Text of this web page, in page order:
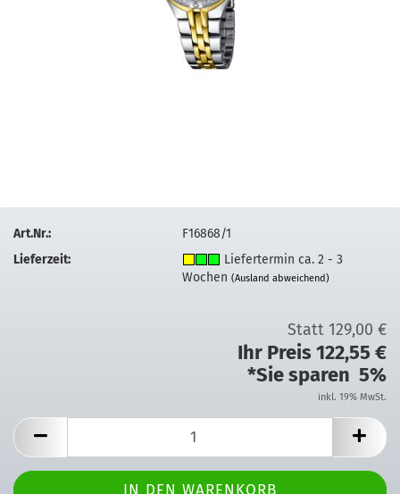
Art.Nr.:
F16868/1
Lieferzeit:
Liefertermin ca. 2 - 3
Wochen(Ausland abweichend)
Statt 129,00 €
Ihr Preis 122,55 €
*Sie sparen 5%
inkl. 19% MwSt.